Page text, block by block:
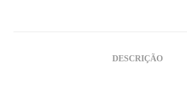
DESCRIÇÃO